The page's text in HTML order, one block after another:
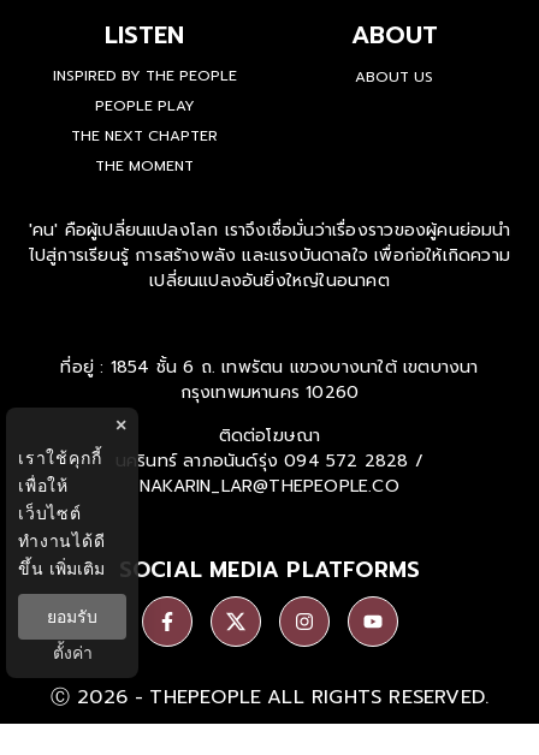
LISTEN
INSPIRED BY THE PEOPLE
PEOPLE PLAY
THE NEXT CHAPTER
THE MOMENT
ABOUT
ABOUT US
'คน' คือผู้เปลี่ยนแปลงโลก เราจึงเชื่อมั่นว่าเรื่องราวของผู้คนย่อมนำ
ไปสู่การเรียนรู้ การสร้างพลัง และแรงบันดาลใจ เพื่อก่อให้เกิดความ
เปลี่ยนแปลงอันยิ่งใหญ่ในอนาคต
ที่อยู่ : 1854 ชั้น 6 ถ. เทพรัตน แขวงบางนาใต้ เขตบางนา
กรุงเทพมหานคร 10260
ติดต่อโฆษณา
นครินทร์ ลาภอนันด์รุ่ง 094 572 2828 /
NAKARIN_LAR@THEPEOPLE.CO
SOCIAL MEDIA PLATFORMS
Ⓒ 2026 - THEPEOPLE ALL RIGHTS RESERVED.
×
เราใช้คุกกี้
เพื่อให้
เว็บไซต์
ทำงานได้ดี
ขึ้น เพิ่มเติม
ยอมรับ
ตั้งค่า